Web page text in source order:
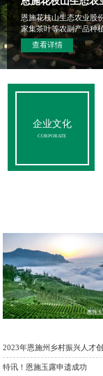
恩施花枝山生态农业股
家集茶叶等农副产品种
查看详情
企业文化
CORPORATE
2023年恩施州乡村振兴人才
特讯！恩施玉露申遗成功